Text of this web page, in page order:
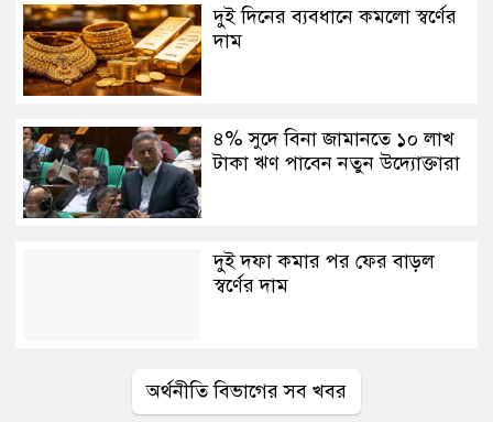
দুই দিনের ব্যবধানে কমলো স্বর্ণের
দাম
৪% সুদে বিনা জামানতে ১০ লাখ
টাকা ঋণ পাবেন নতুন উদ্যোক্তারা
দুই দফা কমার পর ফের বাড়ল
স্বর্ণের দাম
অর্থনীতি বিভাগের সব খবর